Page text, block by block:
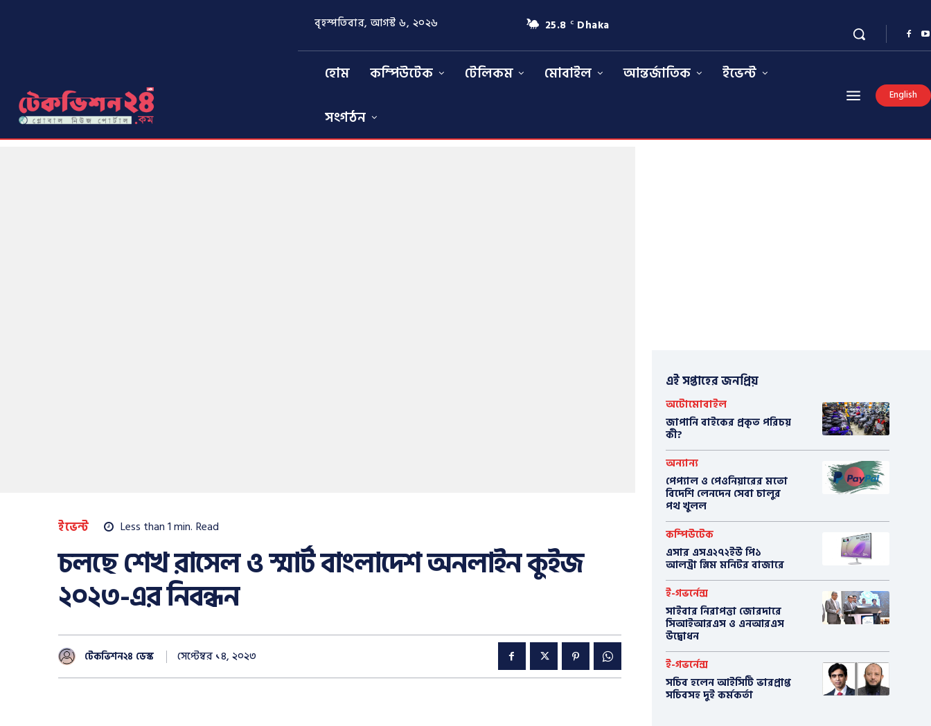
বৃহস্পতিবার, আগস্ট ৬, ২০২৬ 25.8 C Dhaka
হোম কম্পিউটেক টেলিকম মোবাইল আন্তর্জাতিক
ইভেন্ট
সংগঠন
English
ইভেন্ট Less than 1min. Read
চলছে শেখ রাসেল ও স্মার্ট বাংলাদেশ অনলাইন কুইজ
২০২৩-এর নিবন্ধন
টেকভিশন২৪ ডেস্ক সেপ্টেম্বর ১৪, ২০২৩
এই সপ্তাহের জনপ্রিয়
অটোমোবাইল
​জাপানি বাইকের প্রকৃত পরিচয়
কী?
অন্যান্য
পেপ্যাল ও পেওনিয়ারের মতো
বিদেশি লেনদেন সেবা চালুর
পথ খুলল
কম্পিউটেক
এসার এসএ২৭২ইউ পি১
আলট্রা স্লিম মনিটর বাজারে
ই-গভর্নেন্স
সাইবার নিরাপত্তা জোরদারে
সিআইআরএস ও এনআরএস
উদ্বোধন
ই-গভর্নেন্স
সচিব হলেন আইসিটি ভারপ্রাপ্ত
সচিবসহ দুই কর্মকর্তা